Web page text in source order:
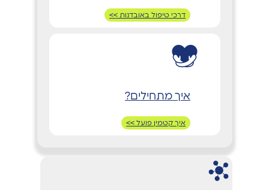
דרכי טיפול באובדנות >>
איך מתחילים?
איך קטמין פועל >>